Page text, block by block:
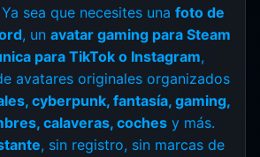
sea que necesites una foto de
, un avatar gaming para Steam
para TikTok o Instagram,
avatares originales organizados
cyberpunk, fantasía, gaming,
calaveras, coches y más.
, sin registro, sin marcas de